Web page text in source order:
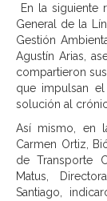
En la siguiente
General de la
Gestión
Agustín Arias,
compartieron
que impulsan
solución al
Así mismo, en
Carmen Ortiz,
de Transporte
Matus,
Santiago,